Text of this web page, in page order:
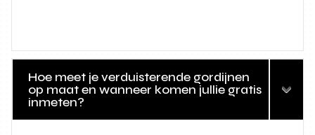
Hoe meet je verduisterende gordijnen
op maat en wanneer komen jullie gratis
inmeten?